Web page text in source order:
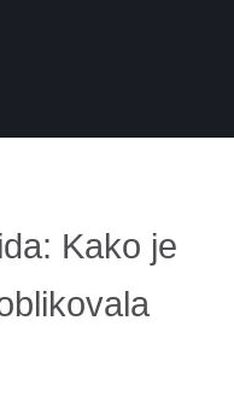
Kako je